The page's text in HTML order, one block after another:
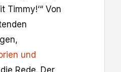
Timmy!‘“ Von
und